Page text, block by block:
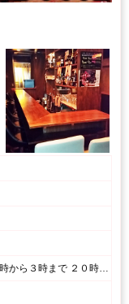
>どんな形でもご相談下さい。 ２４時から３時まで ２０時から終電まで ２２時から２時までetc... 一緒に最適な働き方を考えます。